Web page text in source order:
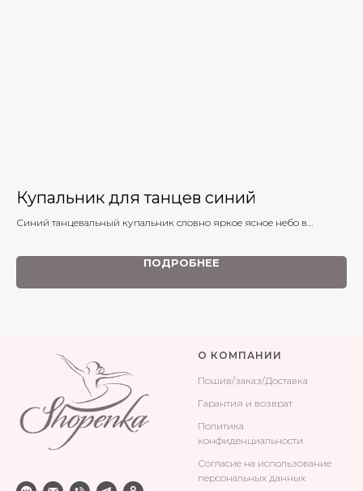
Купальник для танцев синий
Синий танцевальный купальник словно яркое ясное небо в
ПОДРОБНЕЕ
О КОМПАНИИ
Пошив/заказ/Доставка
Гарантия и возврат
Политика
конфиденциальности
Согласие на использование
персональных данных